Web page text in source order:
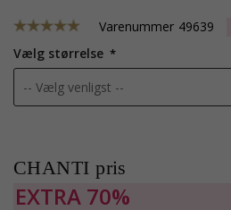
Varenummer 49639
Vælg størrelse
CHANTI pris
EXTRA 70%